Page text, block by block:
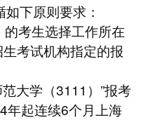
如下原则要求：
考生选择工作所在
考试机构指定的报
大学（3111）”报考
年起连续6个月上海